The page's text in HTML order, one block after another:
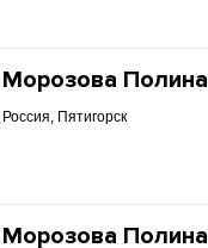
Морозова Полина
Россия, Пятигорск
Морозова Полина